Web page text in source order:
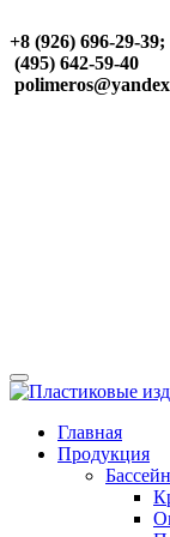
+8 (926) 696-29-39;
(495) 642-59-40
Главная
Продукция